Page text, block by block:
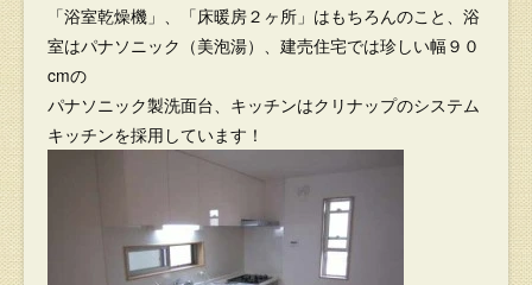
「浴室乾燥機」、「床暖房２ヶ所」はもちろんのこと、浴
室はパナソニック（美泡湯）、建売住宅では珍しい幅９０
cmの
パナソニック製洗面台、キッチンはクリナップのシステム
キッチンを採用しています！